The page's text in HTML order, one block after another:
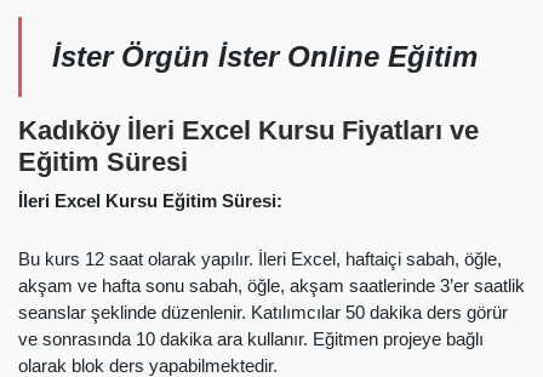
İster Örgün İster Online Eğitim
Kadıköy İleri Excel Kursu Fiyatları ve
Eğitim Süresi
İleri Excel Kursu Eğitim Süresi:
Bu kurs 12 saat olarak yapılır. İleri Excel, haftaiçi sabah, öğle,
akşam ve hafta sonu sabah, öğle, akşam saatlerinde 3’er saatlik
seanslar şeklinde düzenlenir. Katılımcılar 50 dakika ders görür
ve sonrasında 10 dakika ara kullanır. Eğitmen projeye bağlı
olarak blok ders yapabilmektedir.